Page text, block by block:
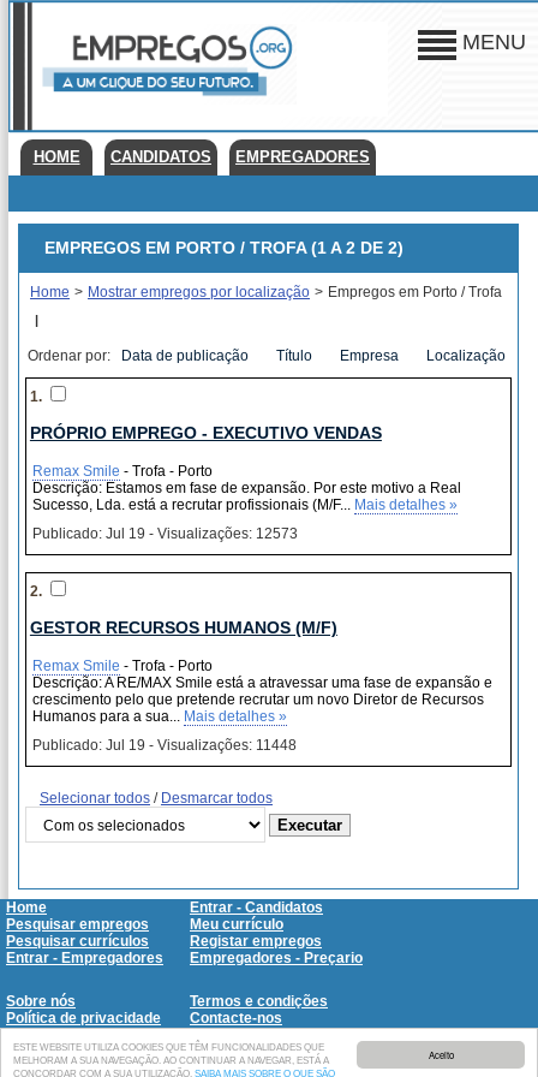
Aceito
ESTE WEBSITE UTILIZA COOKIES QUE TÊM FUNCIONALIDADES QUE
MELHORAM A SUA NAVEGAÇÃO. AO CONTINUAR A NAVEGAR, ESTÁ A
CONCORDAR COM A SUA UTILIZAÇÃO. SAIBA MAIS SOBRE O QUE SÃO
MENU
HOME CANDIDATOS EMPREGADORES
EMPREGOS EM PORTO / TROFA (1 A 2 DE 2)
Home > Mostrar empregos por localização > Empregos em Porto / Trofa
|
Ordenar por: Data de publicação Título Empresa Localização
1.
PRÓPRIO EMPREGO - EXECUTIVO VENDAS
Remax Smile - Trofa - Porto
Descrição: Estamos em fase de expansão. Por este motivo a Real
Sucesso, Lda. está a recrutar profissionais (M/F... Mais detalhes »
Publicado: Jul 19 - Visualizações: 12573
2.
GESTOR RECURSOS HUMANOS (M/F)
Remax Smile - Trofa - Porto
Descrição: A RE/MAX Smile está a atravessar uma fase de expansão e
crescimento pelo que pretende recrutar um novo Diretor de Recursos
Humanos para a sua... Mais detalhes »
Publicado: Jul 19 - Visualizações: 11448
Selecionar todos / Desmarcar todos
Home
Entrar - Candidatos
Pesquisar empregos
Meu currículo
Pesquisar currículos
Registar empregos
Entrar - Empregadores
Empregadores - Preçario
Sobre nós
Termos e condições
Política de privacidade
Contacte-nos